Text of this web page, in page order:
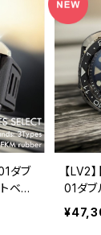
ダブ
ベゼ
/自
ム
【LV2
01ダブ
トベゼ
式/自